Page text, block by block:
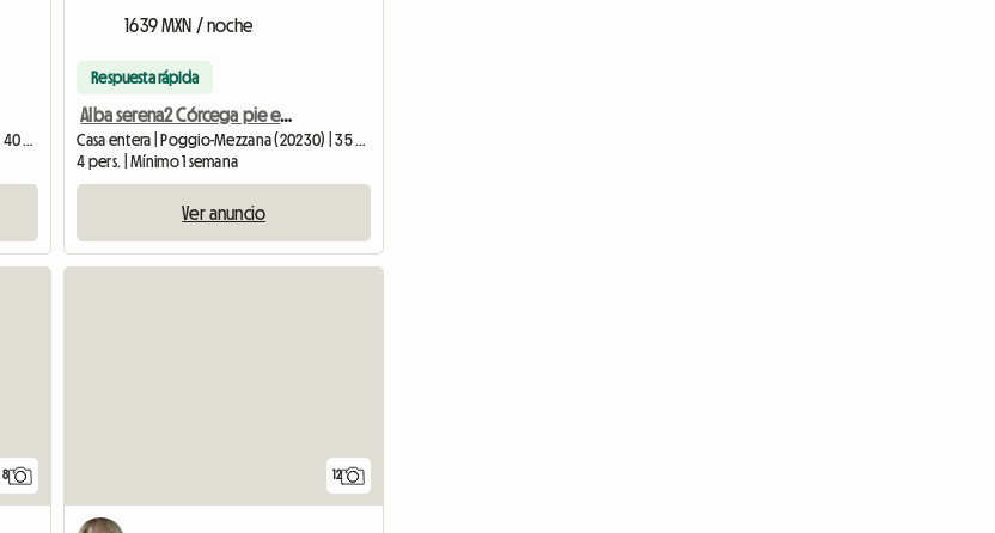
Casa entera | Poggio-Mezzana (20230) | 40 M2
1639 MXN / noche
Respuesta rápida
Alba serena2 Córcega pie en el agua
Casa entera | Poggio-Mezzana (20230) | 35 M2
4 pers. | Mínimo 1 semana
Ver anuncio
8 12